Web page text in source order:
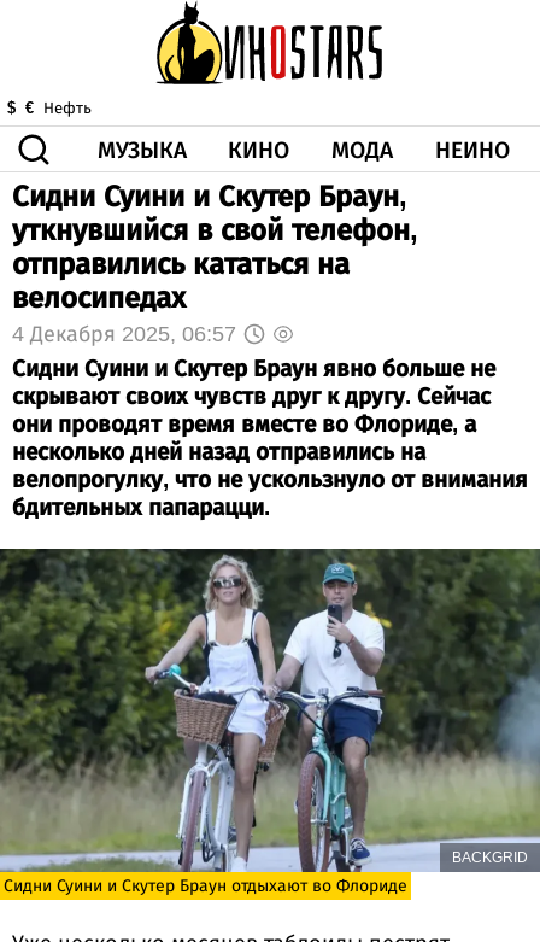
$ € Нефть
МУЗЫКА КИНО МОДА НЕИНО
ЗДОРОВЬЕ КОРОНА ИСКУССТВО
ВИДЕО
ГОРОСКОП
Сидни Суини и Скутер Браун,
уткнувшийся в свой телефон,
отправились кататься на
велосипедах
4 Декабря 2025, 06:57
Сидни Суини и Скутер Браун явно больше не
скрывают своих чувств друг к другу. Сейчас
они проводят время вместе во Флориде, а
несколько дней назад отправились на
велопрогулку, что не ускользнуло от внимания
бдительных папарацци.
BACKGRID
Сидни Суини и Скутер Браун отдыхают во Флориде